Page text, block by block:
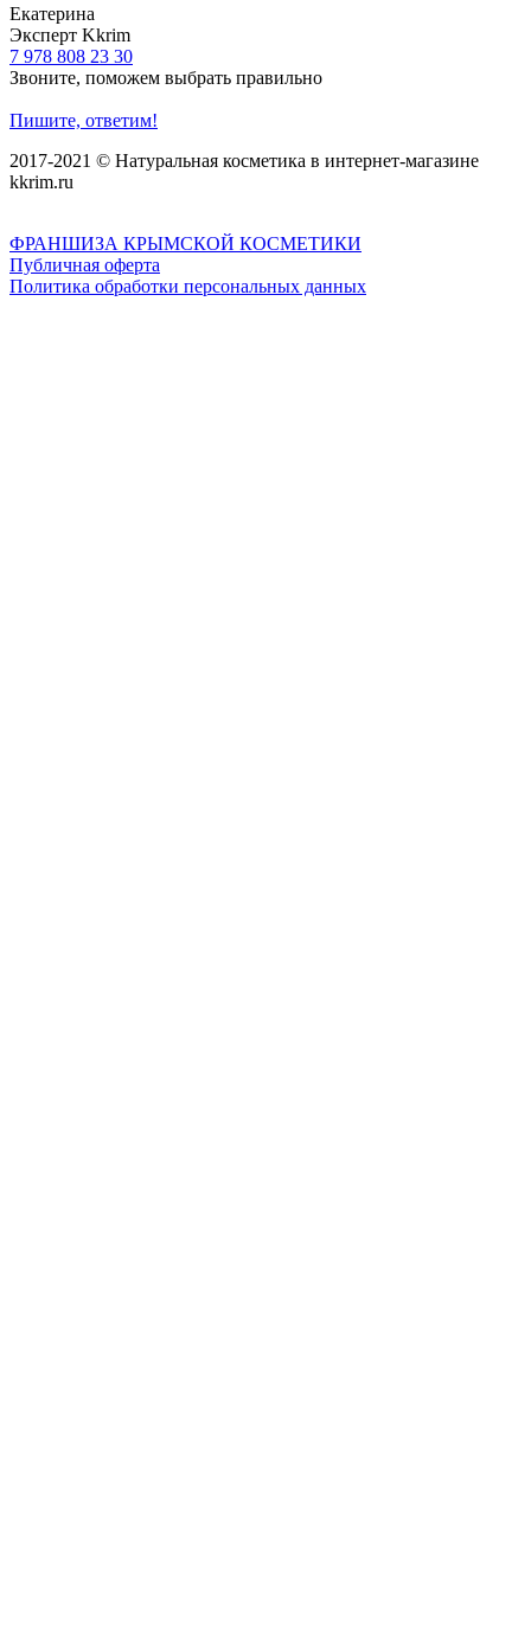
Екатерина
Эксперт Kkrim
7 978 808 23 30
Звоните, поможем выбрать правильно
Пишите, ответим!
2017-2021 © Натуральная косметика в интернет-магазине
kkrim.ru
ФРАНШИЗА КРЫМСКОЙ КОСМЕТИКИ
Публичная оферта
Политика обработки персональных данных